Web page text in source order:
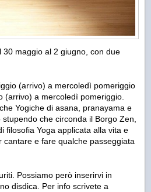
maggio al 2 giugno, con due
(arrivo) a mercoledì pomeriggio
(arrivo) a mercoledì pomeriggio.
Yogiche di asana, pranayama e
che circonda il Borgo Zen,
filosofia Yoga applicata alla vita e
cantare e fare qualche passeggiata
Possiamo però inserirvi in
disdica. Per info scrivete a